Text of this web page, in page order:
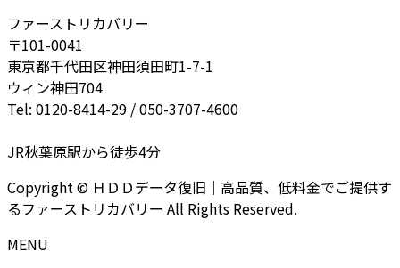
ファーストリカバリー
〒101-0041
東京都千代田区神田須田町1-7-1
ウィン神田704
Tel: 0120-8414-29 / 050-3707-4600
JR秋葉原駅から徒歩4分
Copyright © ＨＤＤデータ復旧｜高品質、低料金でご提供す
るファーストリカバリー All Rights Reserved.
MENU